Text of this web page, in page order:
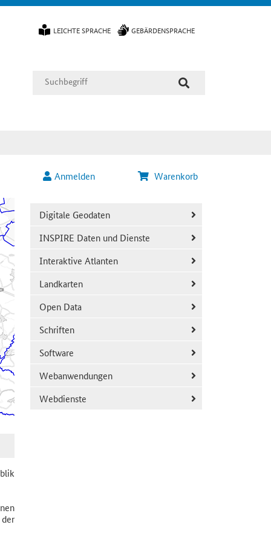
LEICHTE SPRACHE GEBÄRDENSPRACHE
Anmelden Warenkorb
Digitale Geodaten
INSPIRE Daten und Dienste
Interaktive Atlanten
Landkarten
Open Data
Schriften
Software
Webanwendungen
Webdienste